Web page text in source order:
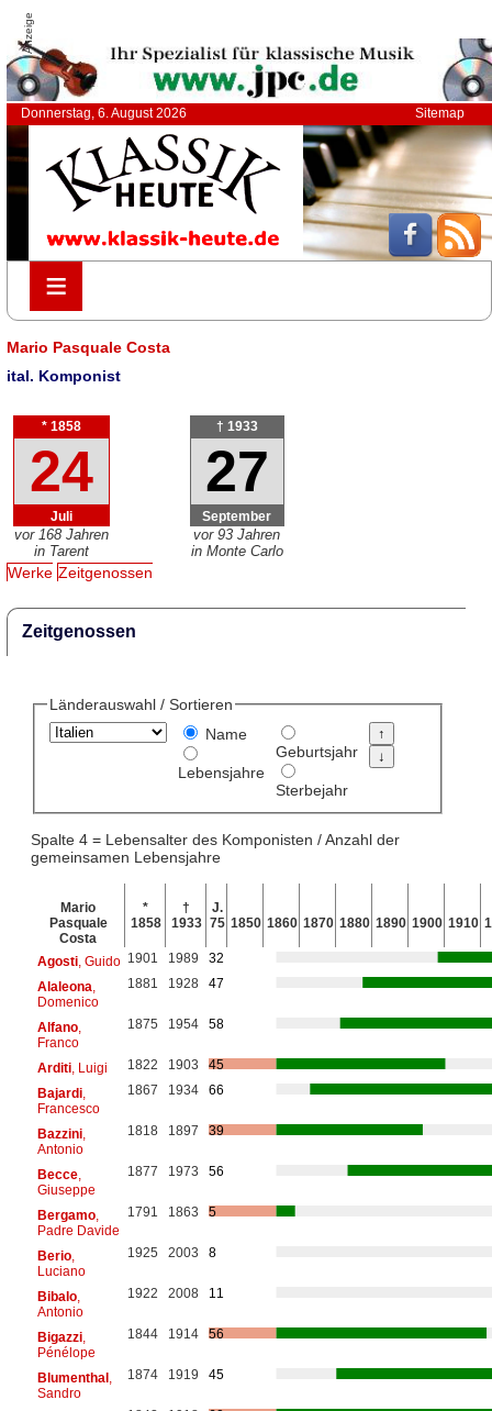
Anzeige
Donnerstag, 6. August 2026 Sitemap
≡
≡
Mario Pasquale Costa
ital. Komponist
* 1858
24
Juli
vor 168 Jahren
in Tarent
† 1933
27
September
vor 93 Jahren
in Monte Carlo
Werke Zeitgenossen
Zeitgenossen
Länderauswahl / Sortieren
Name
Lebensjahre
Geburtsjahr
Sterbejahr
Spalte 4 = Lebensalter des Komponisten / Anzahl der
gemeinsamen Lebensjahre
Mario
Pasquale
Costa
*
1858
†
1933
J.
75 1850 1860 1870 1880 1890 1900 1910
Agosti, Guido 1901 1989
32
Alaleona
Domenico
1881 1928 47
Alfano,
Franco
1875 1954 58
Arditi, Luigi 1822 1903
45
Bajardi,
Francesco
1867 1934 66
Bazzini,
Antonio
1818 1897 39
Becce,
Giuseppe
1877 1973 56
Bergamo,
Padre Davide
1791 1863 5
Berio,
Luciano
1925 2003 8
Bibalo,
Antonio
1922 2008 11
Bigazzi,
Pénélope
1844 1914 56
Blumenthal,
Sandro
1874 1919 45